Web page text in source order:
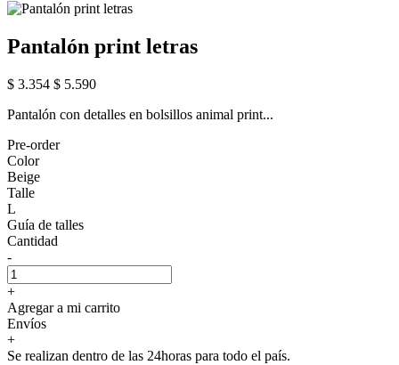
Pantalón print letras
$ 3.354 $ 5.590
Pantalón con detalles en bolsillos animal print...
Pre-order
Color
Beige
Talle
L
Guía de talles
Cantidad
-
+
Agregar a mi carrito
Envíos
+
Se realizan dentro de las 24horas para todo el país.